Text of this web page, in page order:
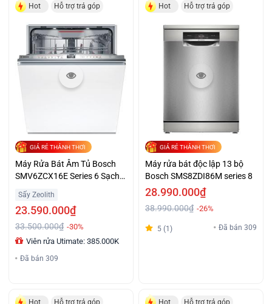
Hot Hỗ trợ trả góp
GIÁ RẺ THẢNH THƠI
Máy Rửa Bát Âm Tủ Bosch
SMV6ZCX16E Series 6 Sạch
Sấy Zeolith
23.590.000₫
33.500.000₫ -30%
Viên rửa Utimate: 385.000K
Đã bán 309
Hot Hỗ trợ trả góp
GIÁ RẺ THẢNH THƠI
Máy rửa bát độc lập 13 bộ
Bosch SMS8ZDI86M series 8
28.990.000₫
38.990.000₫ -26%
5 (1) Đã bán 309